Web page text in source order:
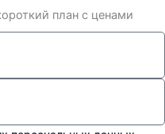
план с ценами